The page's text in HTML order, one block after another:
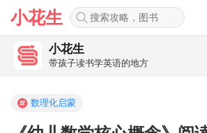
小花生
小花生
带孩子读书学英语的地方
数理化启蒙